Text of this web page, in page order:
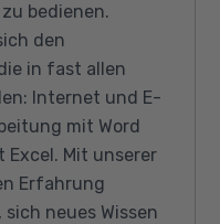
bedienen.
den
in fast allen
Internet und E-
mit Word
Excel. Mit unserer
Erfahrung
neues Wissen